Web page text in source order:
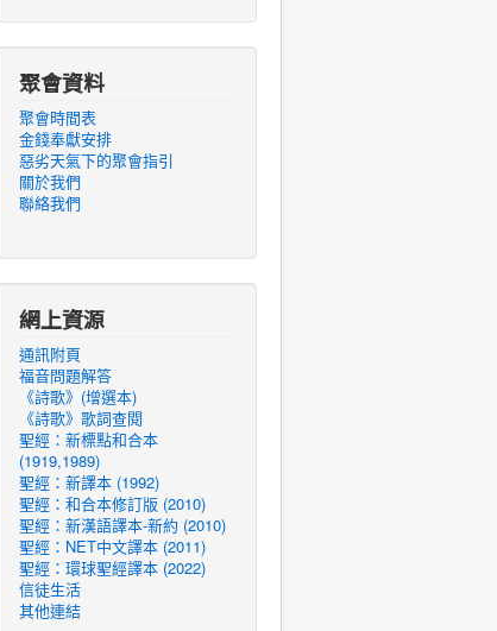
聚會資料
聚會時間表
金錢奉獻安排
惡劣天氣下的聚會指引
關於我們
聯絡我們
網上資源
通訊附頁
福音問題解答
《詩歌》(增選本)
《詩歌》歌詞查閱
聖經：新標點和合本
(1919,1989)
聖經：新譯本 (1992)
聖經：和合本修訂版 (2010)
聖經：新漢語譯本-新約 (2010)
聖經：NET中文譯本 (2011)
聖經：環球聖經譯本 (2022)
信徒生活
其他連結